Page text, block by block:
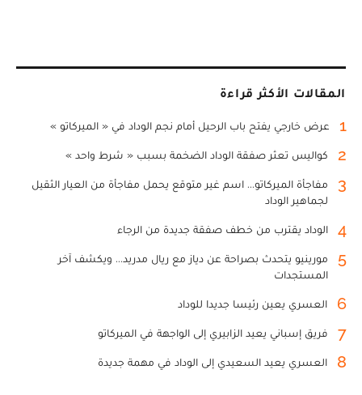
المقالات الأكثر قراءة
1 عرض خارجي يفتح باب الرحيل أمام نجم الوداد في « الميركاتو »
2 كواليس تعثر صفقة الوداد الضخمة بسبب « شرط واحد »
3
مفاجأة الميركاتو... اسم غير متوقع يحمل مفاجأة من العيار الثقيل
لجماهير الوداد
4 الوداد يقترب من خطف صفقة جديدة من الرجاء
5
مورينيو يتحدث بصراحة عن دياز مع ريال مدريد... ويكشف آخر
المستجدات
6 العسري يعين رئيسا جديدا للوداد
7 فريق إسباني يعيد الزابيري إلى الواجهة في الميركاتو
8 العسري يعيد السعيدي إلى الوداد في مهمة جديدة